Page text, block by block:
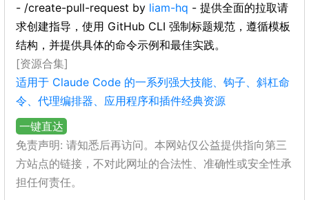
- /create-pull-request by liam-hq - 提供全面的拉取请
求创建指导，使用 GitHub CLI 强制标题规范，遵循模板
结构，并提供具体的命令示例和最佳实践。
[资源合集]
适用于 Claude Code 的一系列强大技能、钩子、斜杠命
令、代理编排器、应用程序和插件经典资源
一键直达
免责声明: 请知悉后再访问。本网站仅公益提供指向第三
方站点的链接，不对此网址的合法性、准确性或安全性承
担任何责任。